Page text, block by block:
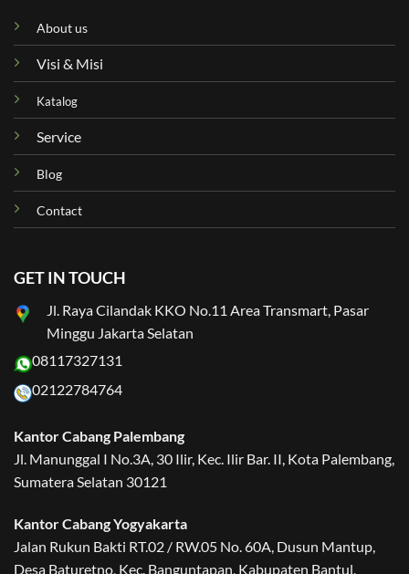
About us
Visi & Misi
Katalog
Service
Blog
Contact
GET IN TOUCH
Jl. Raya Cilandak KKO No.11 Area Transmart, Pasar
Minggu Jakarta Selatan
08117327131
02122784764
Kantor Cabang Palembang
Jl. Manunggal I No.3A, 30 Ilir, Kec. Ilir Bar. II, Kota Palembang,
Sumatera Selatan 30121
Kantor Cabang Yogyakarta
Jalan Rukun Bakti RT.02 / RW.05 No. 60A, Dusun Mantup,
Desa Baturetno, Kec. Banguntapan, Kabupaten Bantul,